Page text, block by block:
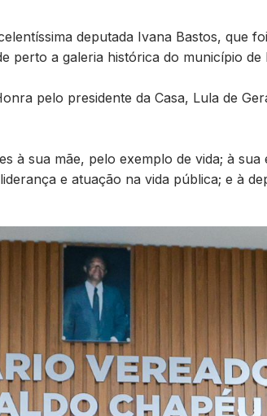
deputada Ivana Bastos, que
perto a galeria histórica do município de
pelo presidente da Casa, Lula de
à sua mãe, pelo exemplo de vida; à
e atuação na vida pública; e à